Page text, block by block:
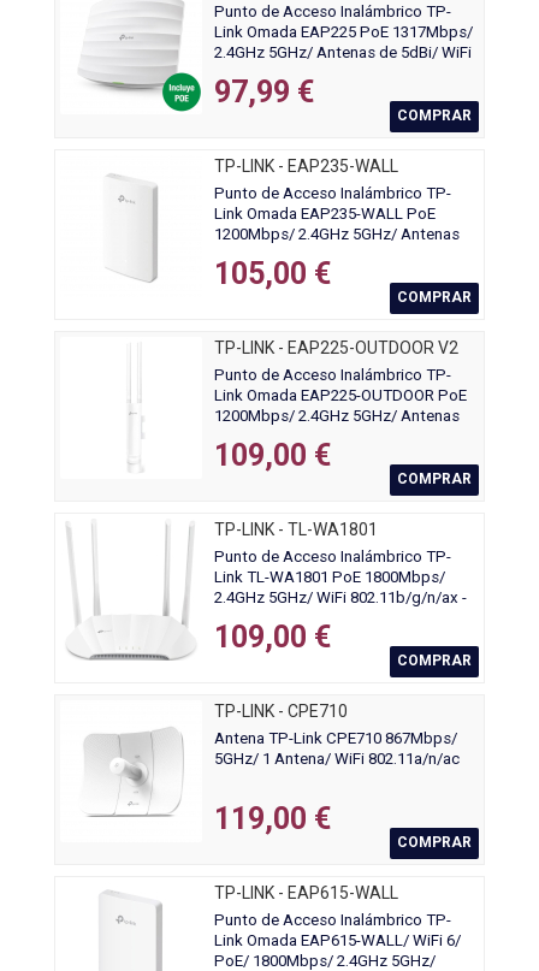
Punto de Acceso Inalámbrico TP-
Link Omada EAP225 PoE 1317Mbps/
2.4GHz 5GHz/ Antenas de 5dBi/ WiFi
97,99 €
COMPRAR
TP-LINK - EAP235-WALL
Punto de Acceso Inalámbrico TP-
Link Omada EAP235-WALL PoE
1200Mbps/ 2.4GHz 5GHz/ Antenas
802.3af/at
105,00 €
COMPRAR
TP-LINK - EAP225-OUTDOOR V2
Punto de Acceso Inalámbrico TP-
Link Omada EAP225-OUTDOOR PoE
1200Mbps/ 2.4GHz 5GHz/ Antenas
109,00 €
COMPRAR
TP-LINK - TL-WA1801
Punto de Acceso Inalámbrico TP-
Link TL-WA1801 PoE 1800Mbps/
2.4GHz 5GHz/ WiFi 802.11b/g/n/ax -
109,00 €
COMPRAR
TP-LINK - CPE710
Antena TP-Link CPE710 867Mbps/
5GHz/ 1 Antena/ WiFi 802.11a/n/ac
119,00 €
COMPRAR
TP-LINK - EAP615-WALL
Punto de Acceso Inalámbrico TP-
Link Omada EAP615-WALL/ WiFi 6/
PoE/ 1800Mbps/ 2.4GHz 5GHz/